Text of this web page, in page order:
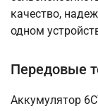
качество,
одном
Передовые
Аккумулятор